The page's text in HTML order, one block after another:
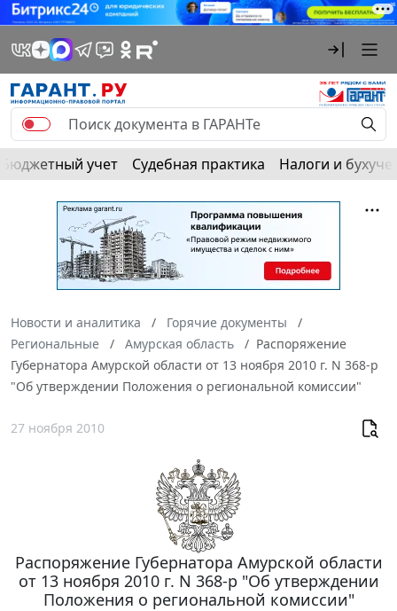
Бюджетный учет Судебная практика Налоги и
Новости и аналитика
Горячие документы
Региональные
Амурская область
Распоряжение
Губернатора Амурской области от 13 ноября 2010 г. N 368-р
"Об утверждении Положения о региональной комиссии"
27 ноября 2010
Распоряжение Губернатора Амурской области
от 13 ноября 2010 г. N 368-р "Об утверждении
Положения о региональной комиссии"